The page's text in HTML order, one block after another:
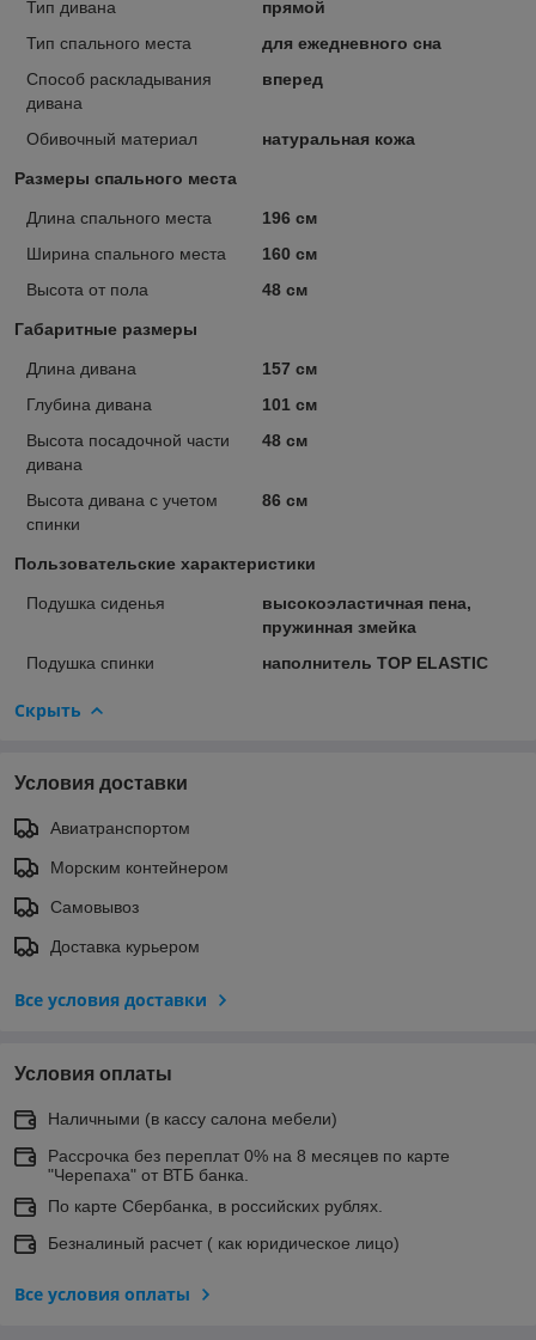
Тип дивана
прямой
Тип спального места
для ежедневного сна
Способ раскладывания
дивана
вперед
Обивочный материал натуральная кожа
Размеры спального места
Длина спального места
196 см
Ширина спального места
160 см
Высота от пола
48 см
Габаритные размеры
Длина дивана
157 см
Глубина дивана
101 см
Высота посадочной части
дивана
48 см
Высота дивана с учетом
спинки
86 см
Пользовательские характеристики
Подушка сиденья
высокоэластичная пена,
пружинная змейка
Подушка спинки
наполнитель TOP ELASTIC
Скрыть
Условия доставки
Авиатранспортом
Морским контейнером
Самовывоз
Доставка курьером
Все условия доставки
Условия оплаты
Наличными (в кассу салона мебели)
Рассрочка без переплат 0% на 8 месяцев по карте
"Черепаха" от ВТБ банка.
По карте Сбербанка, в российских рублях.
Безналиный расчет ( как юридическое лицо)
Все условия оплаты